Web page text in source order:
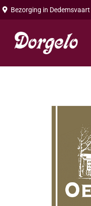
Bezorging in Dedemsvaart